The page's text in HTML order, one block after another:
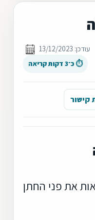
עודכן: 13/12/2023
⏱ כ־3 דקות קריאה
קישור
את פני החתן